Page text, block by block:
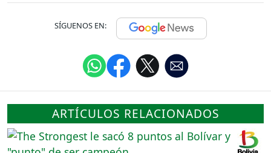
SÍGUENOS EN:
ARTÍCULOS RELACIONADOS